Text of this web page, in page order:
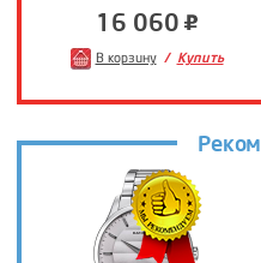
16 060
В корзину Купить